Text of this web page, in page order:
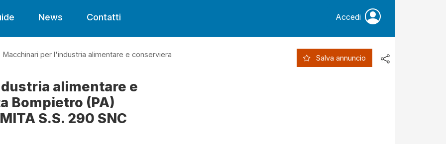
News Contatti Accedi
Macchinari per l'industria alimentare e conserviera Salva annuncio
alimentare e
Bompietro (PA)
S.S. 290 SNC